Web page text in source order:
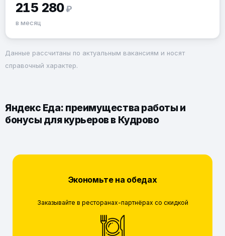
215 280 ₽
в месяц
Данные рассчитаны по актуальным вакансиям и носят
справочный характер.
Яндекс Еда: преимущества работы и
бонусы для курьеров в Кудрово
Экономьте на обедах
Заказывайте в ресторанах-партнёрах со скидкой